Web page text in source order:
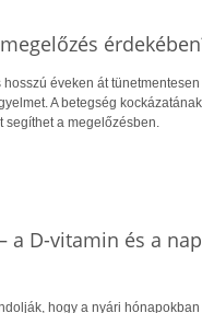
hosszú éveken át
A betegség
segíthet a megelőzésben.
a D-vitamin és a
hogy a nyári